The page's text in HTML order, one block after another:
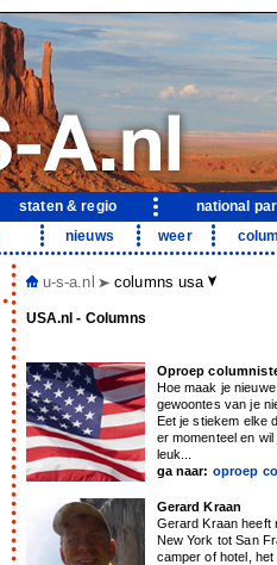
staten & regio
national
nieuws weer
u-s-a.nl columns usa
USA.nl - Columns
Oproep
Hoe maak je
gewoontes van je
Eet je stiekem elke
er momenteel en
leuk...
ga naar: oproep
Gerard Kraan
Gerard Kraan heeft
New York tot San
camper of hotel,